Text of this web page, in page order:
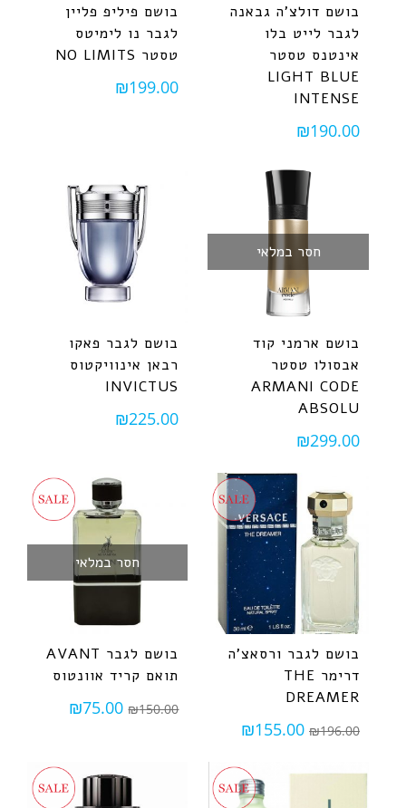
בושם דולצ'ה גבאנה
לגבר לייט בלו
אינטנס טסטר
LIGHT BLUE
INTENSE
₪190.00
בושם פיליפ פליין
לגבר נו לימיטס
טסטר NO LIMITS
₪199.00
חסר במלאי
בושם ארמני קוד
אבסולו טסטר
ARMANI CODE
ABSOLU
₪299.00
בושם לגבר פאקו
רבאן אינוויקטוס
INVICTUS
₪225.00
בושם לגבר ורסאצ'ה
דרימר THE
DREAMER
₪196.00
₪155.00
חסר במלאי
בושם לגבר AVANT
תואם קריד אוונטוס
₪150.00
₪75.00